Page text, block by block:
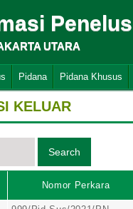
UTARA
Pidana Pidana Khusus
KELUAR
Nomor Perkara